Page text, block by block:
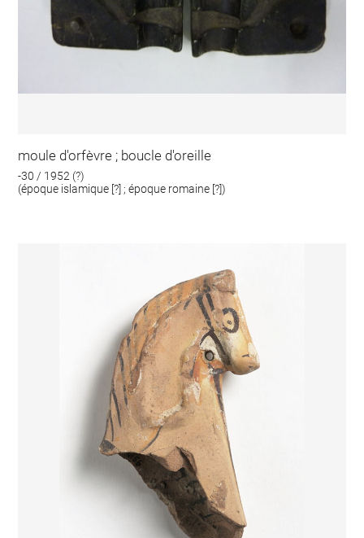
moule d'orfèvre ; boucle d'oreille
-30 / 1952 (?)
(époque islamique [?] ; époque romaine [?])